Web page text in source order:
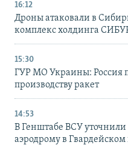
16:12
Дроны атаковали в
комплекс холдинга
15:30
ГУР МО Украины: Россия
производству ракет
14:53
В Генштабе ВСУ уточнили
аэродрому в